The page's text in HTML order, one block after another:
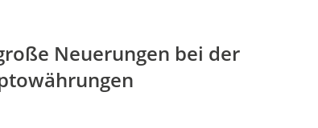
Neuerungen bei der